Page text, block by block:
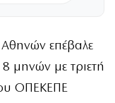
Αθηνών επέβαλε
μηνών με τριετή
ΟΠΕΚΕΠΕ